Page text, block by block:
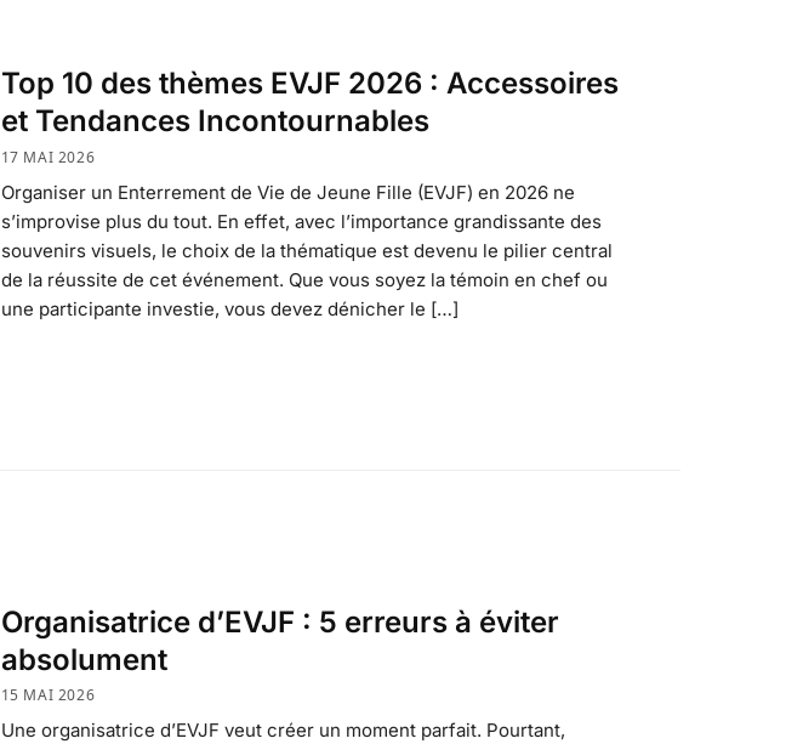
Top 10 des thèmes EVJF 2026 : Accessoires
et Tendances Incontournables
17 MAI 2026
Organiser un Enterrement de Vie de Jeune Fille (EVJF) en 2026 ne
s’improvise plus du tout. En effet, avec l’importance grandissante des
souvenirs visuels, le choix de la thématique est devenu le pilier central
de la réussite de cet événement. Que vous soyez la témoin en chef ou
une participante investie, vous devez dénicher le […]
Organisatrice d’EVJF : 5 erreurs à éviter
absolument
15 MAI 2026
Une organisatrice d’EVJF veut créer un moment parfait. Pourtant,